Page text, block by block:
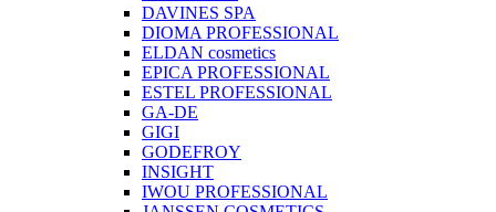
DAVINES SPA
DIOMA PROFESSIONAL
ELDAN cosmetics
EPICA PROFESSIONAL
ESTEL PROFESSIONAL
GA-DE
GIGI
GODEFROY
INSIGHT
IWOU PROFESSIONAL